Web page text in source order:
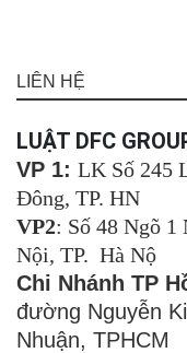
LIÊN HỆ
LUẬT DFC
VP 1: LK Số 245
Đông, TP. HN
VP2: Số 48 Ngõ 1
Nội, TP. Hà Nộ
Chi Nhánh TP
đường Nguyễn
Nhuận, TPHCM